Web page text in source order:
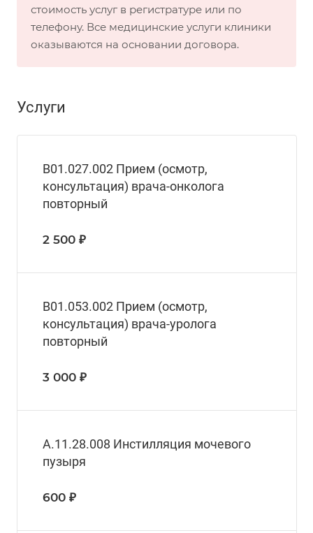
стоимость услуг в регистратуре или по
телефону. Все медицинские услуги клиники
оказываются на основании договора.
Услуги
В01.027.002 Прием (осмотр,
консультация) врача-онколога
повторный
2 500 ₽
В01.053.002 Прием (осмотр,
консультация) врача-уролога
повторный
3 000 ₽
А.11.28.008 Инстилляция мочевого
пузыря
600 ₽